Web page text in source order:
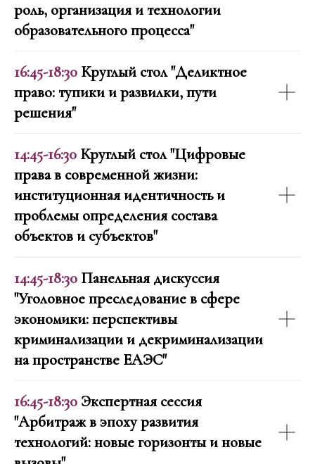
роль, организация и технологии
образовательного процесса"
16:45-18:30 Круглый стол "Деликтное
право: тупики и развилки, пути
решения"
14:45-16:30 Круглый стол "Цифровые
права в современной жизни:
институционная идентичность и
проблемы определения состава
объектов и субъектов"
14:45-18:30 Панельная дискуссия
"Уголовное преследование в сфере
экономики: перспективы
криминализации и декриминализации
на пространстве ЕАЭС"
16:45-18:30 Экспертная сессия
"Арбитраж в эпоху развития
технологий: новые горизонты и новые